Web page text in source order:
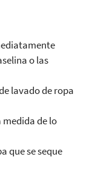
o las
lavado de ropa
medida de lo
que se seque